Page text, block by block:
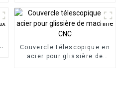
de support en porte-à-faux
en aluminium
Couvercle télescopique en
acier pour glissière de